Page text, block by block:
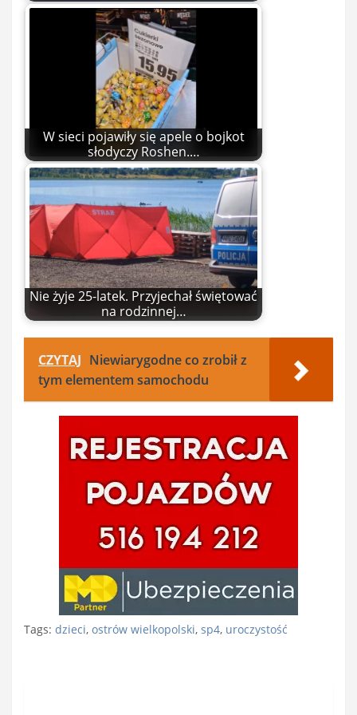
W sieci pojawiły się apele o bojkot
słodyczy Roshen.…
Nie żyje 25-latek. Przyjechał świętować
na rodzinnej…
CZYTAJ Niewiarygodne co zrobił z
tym elementem samochodu
Tags: dzieci, ostrów wielkopolski, sp4, uroczystość